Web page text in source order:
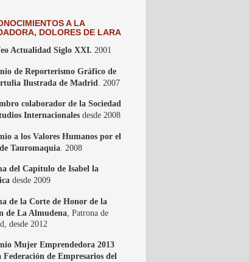
A LA
DOLORES DE LARA
Actualidad Siglo XXI. 2001
de Reporterismo Gráfico de
Ilustrada de Madrid . 2007
colaborador de la Sociedad
Internacionales desde 2008
a los Valores Humanos por el
Tauromaquia . 2008
del Capítulo de Isabel la
desde 2009
de la Corte de Honor de la
de La Almudena , Patrona de
desde 2012
Mujer Emprendedora 2013
Federación de Empresarios del